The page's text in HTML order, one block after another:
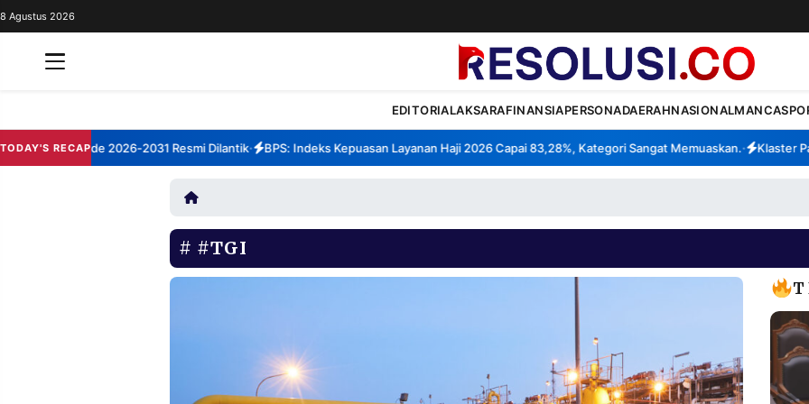
REDAKSI
PERSONA
NASIONAL
8 Agustus 2026
EDITORIALAKSARAFINANSIAPERSONADAERAHNASIONALMANCA
TODAY'S RECAP
Periode 2026-2031 Resmi Dilantik• BPS: Indeks Kepuasan Layanan Haji 2026 Capai 83,28%, Kategori Sangat Memuaskan.• Klaster
#TGI